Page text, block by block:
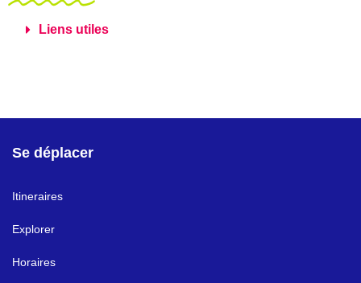
Liens utiles
Se déplacer
Itineraires
Explorer
Horaires